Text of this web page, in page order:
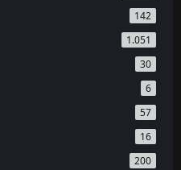
142
1.051
30
6
57
16
200